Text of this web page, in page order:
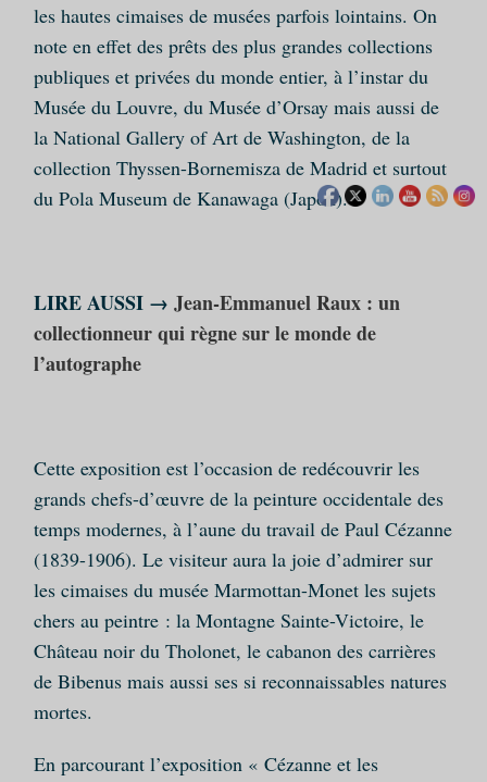
les hautes cimaises de musées parfois lointains. On
note en effet des prêts des plus grandes collections
publiques et privées du monde entier, à l’instar du
Musée du Louvre, du Musée d’Orsay mais aussi de
la National Gallery of Art de Washington, de la
collection Thyssen-Bornemisza de Madrid et surtout
du Pola Museum de Kanawaga (Japon).
LIRE AUSSI → Jean-Emmanuel Raux : un
collectionneur qui règne sur le monde de
l’autographe
Cette exposition est l’occasion de redécouvrir les
grands chefs-d’œuvre de la peinture occidentale des
temps modernes, à l’aune du travail de Paul Cézanne
(1839-1906). Le visiteur aura la joie d’admirer sur
les cimaises du musée Marmottan-Monet les sujets
chers au peintre : la Montagne Sainte-Victoire, le
Château noir du Tholonet, le cabanon des carrières
de Bibenus mais aussi ses si reconnaissables natures
mortes.
En parcourant l’exposition « Cézanne et les